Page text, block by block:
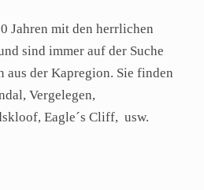
Jahren mit den herrlichen
sind immer auf der Suche
aus der Kapregion. Sie finden
Vergelegen,
Eagle´s Cliff, usw.